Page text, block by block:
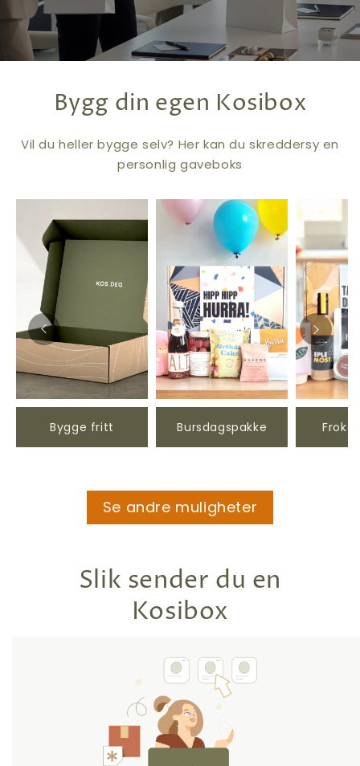
Bygg din egen Kosibox
Vil du heller bygge selv? Her kan du skreddersy en
personlig gaveboks
Bygge fritt Bursdagspakke
Se andre muligheter
Slik sender du en
Kosibox